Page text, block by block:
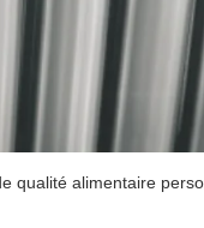
qualité alimentaire